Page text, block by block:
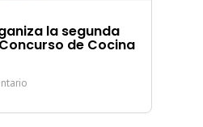
la segunda
de Cocina